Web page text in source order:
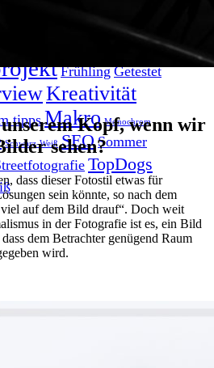
Kopf, wenn wir
sehen?
dass dieser Fotostil etwas für
sein könnte, so nach dem
auf dem Bild drauf“. Doch weit
in der Fotografie ist es, ein Bild
dem Betrachter genügend Raum
wird.
DIY
Frühling Getestet
Kreativität
tipps Makro Monochrom
Schwarz-Weiß SEO Sommer
TopDogs